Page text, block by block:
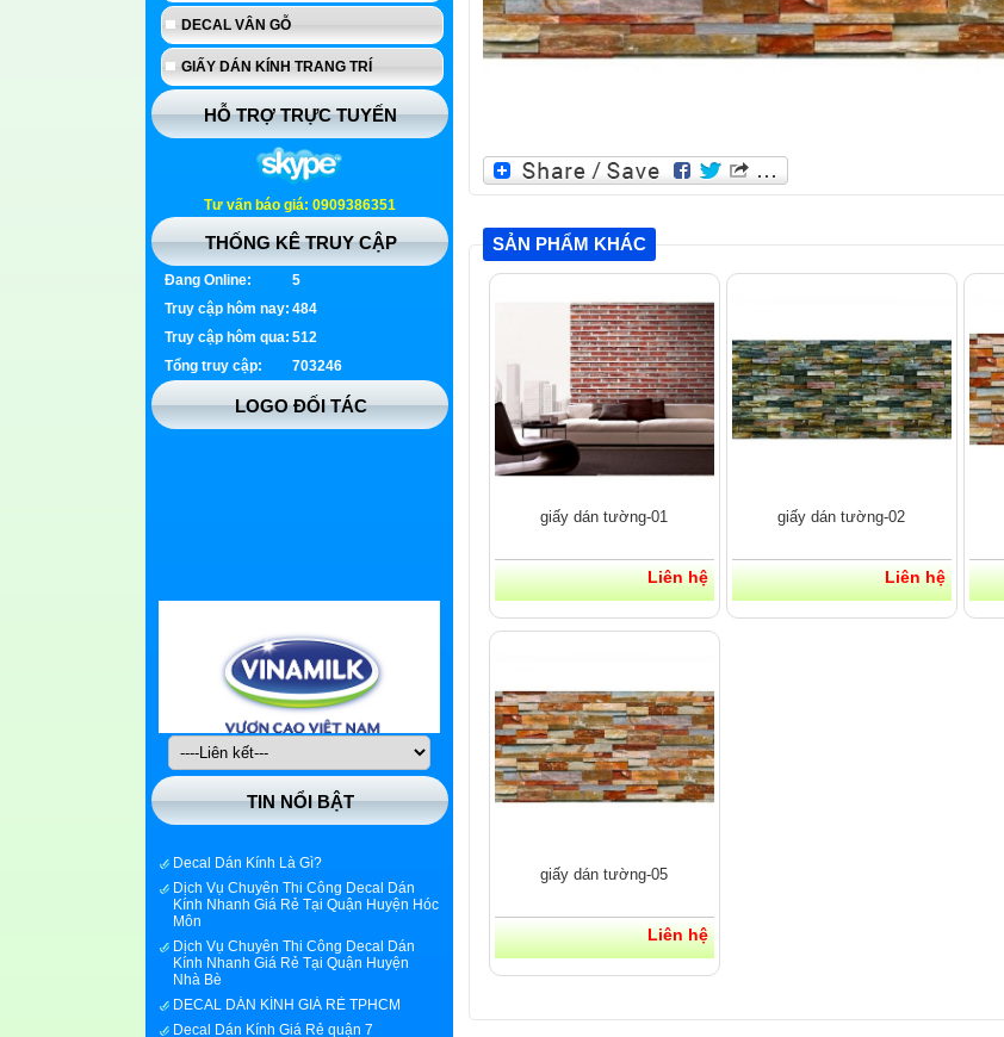
SẢN PHẨM KHÁC
giấy dán tường-01
Liên hệ
giấy dán tường-02
Liên hệ
giấy dán tường-05
Liên hệ
DECAL VÂN GỖ
GIẤY DÁN KÍNH TRANG TRÍ
HỖ TRỢ TRỰC TUYẾN
Tư vấn báo giá: 0909386351
THỐNG KÊ TRUY CẬP
Đang Online:
5
Truy cập hôm nay: 484
Truy cập hôm qua: 512
Tổng truy cập:
703246
LOGO ĐỐI TÁC
TIN NỔI BẬT
Kính Nhanh Giá Rẻ Tại Quận Huyện Hóc
Môn
Kính Nhanh Giá Rẻ Tại Quận Huyện
Nhà Bè